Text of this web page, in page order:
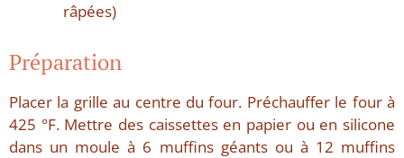
râpées)
Préparation
Placer la grille au centre du four. Préchauffer le four à
425 °F. Mettre des caissettes en papier ou en silicone
dans un moule à 6 muffins géants ou à 12 muffins